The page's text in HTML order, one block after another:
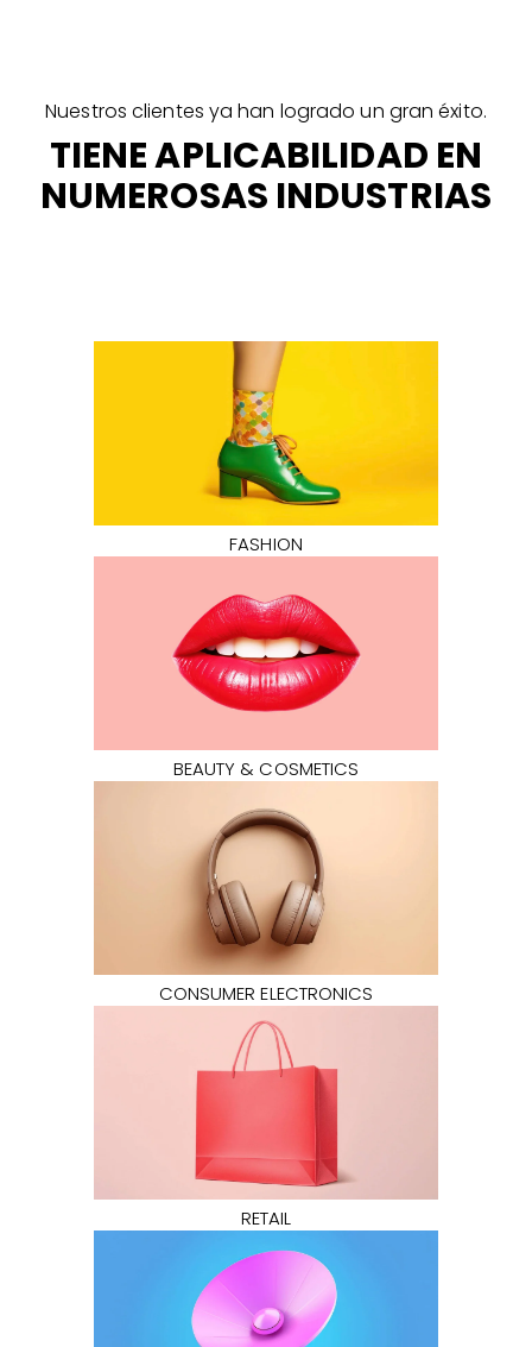
Nuestros clientes ya han logrado un gran éxito.
TIENE APLICABILIDAD EN
NUMEROSAS INDUSTRIAS
FASHION
BEAUTY & COSMETICS
CONSUMER ELECTRONICS
RETAIL